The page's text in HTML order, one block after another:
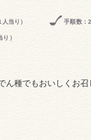
当り） 手順数：2
）
ん種でもおいしくお召